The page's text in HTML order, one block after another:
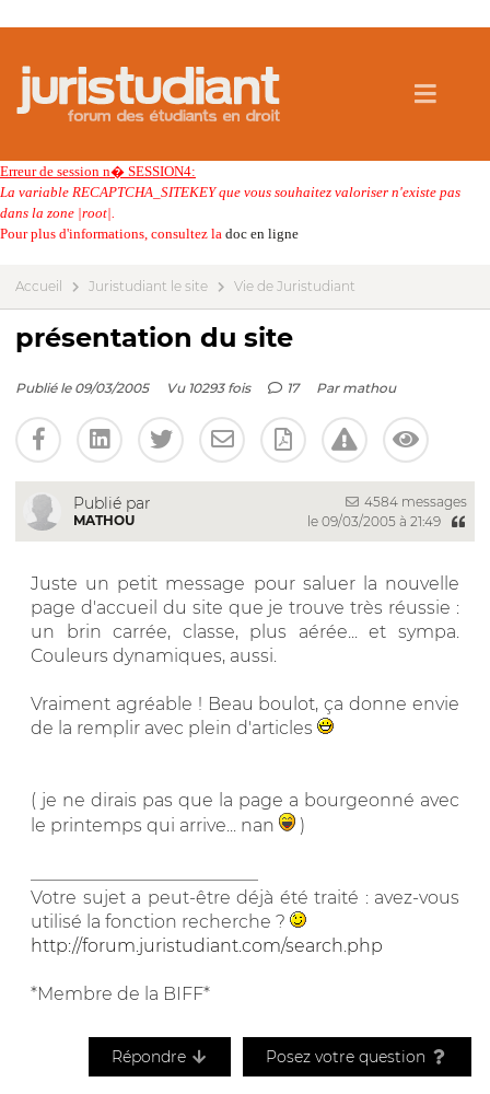
Erreur de session n� SESSION4:
La variable RECAPTCHA_SITEKEY que vous souhaitez valoriser n'existe pas
dans la zone |root|.
Pour plus d'informations, consultez la doc en ligne
Accueil Juristudiant le site Vie de Juristudiant
présentation du site
Publié le 09/03/2005 Vu 10293 fois 17 Par mathou
Publié par
MATHOU
4584 messages
le 09/03/2005 à 21:49
Juste un petit message pour saluer la nouvelle
page d'accueil du site que je trouve très réussie :
un brin carrée, classe, plus aérée... et sympa.
Couleurs dynamiques, aussi.
Vraiment agréable ! Beau boulot, ça donne envie
de la remplir avec plein d'articles
( je ne dirais pas que la page a bourgeonné avec
le printemps qui arrive... nan
)
Votre sujet a peut-être déjà été traité : avez-vous
utilisé la fonction recherche ?
http://forum.juristudiant.com/search.php
*Membre de la BIFF*
Répondre Posez votre question